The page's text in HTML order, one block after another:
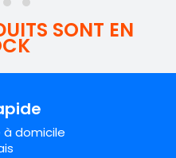
SONT EN
à domicile